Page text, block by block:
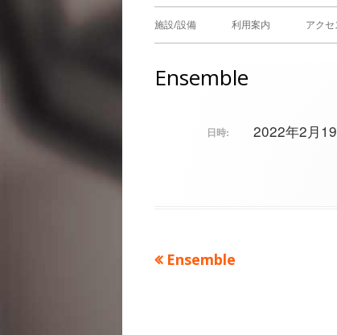
メ
ン
施設/設備 利用案内 アクセ
Ensemble
日時: 2022年2月
投前
Ensemble